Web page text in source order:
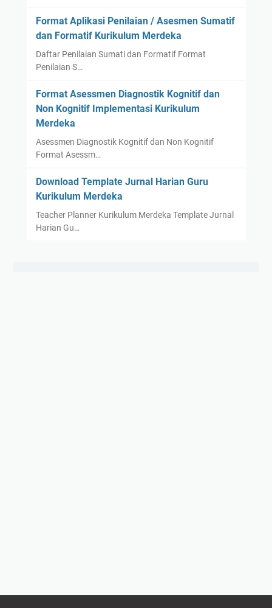
Format Aplikasi Penilaian / Asesmen Sumatif
dan Formatif Kurikulum Merdeka
Daftar Penilaian Sumati dan Formatif Format
Penilaian S…
Format Asessmen Diagnostik Kognitif dan
Non Kognitif Implementasi Kurikulum
Merdeka
Asessmen Diagnostik Kognitif dan Non Kognitif
Format Asessm…
Download Template Jurnal Harian Guru
Kurikulum Merdeka
Teacher Planner Kurikulum Merdeka Template Jurnal
Harian Gu…